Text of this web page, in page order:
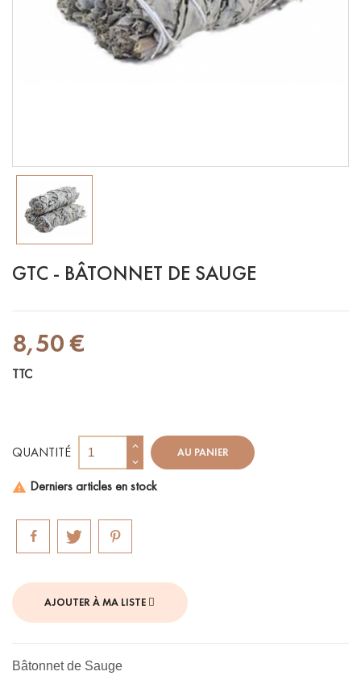
GTC - BÂTONNET DE SAUGE
8,50 €
TTC
QUANTITÉ AU PANIER
 Derniers articles en stock
AJOUTER À MA LISTE
Bâtonnet de Sauge